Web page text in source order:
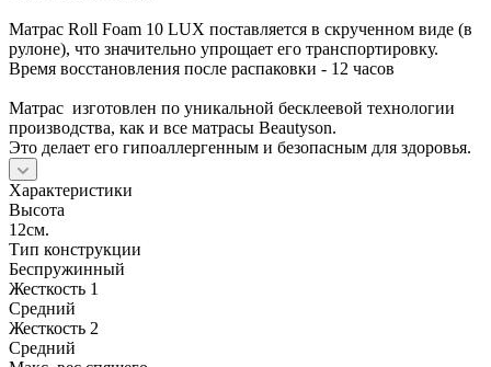
Матрас Roll Foam 10 LUX поставляется в скрученном виде (в
рулоне), что значительно упрощает его транспортировку.
Время восстановления после распаковки - 12 часов
Матрас изготовлен по уникальной бесклеевой технологии
производства, как и все матрасы Beautyson.
Это делает его гипоаллергенным и безопасным для здоровья.
Характеристики
Высота
12см.
Тип конструкции
Беспружинный
Жесткость 1
Средний
Жесткость 2
Средний